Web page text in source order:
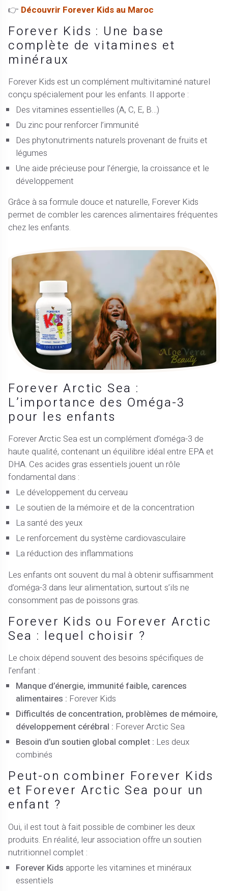
👉 Découvrir Forever Kids au Maroc
Forever Kids : Une base
complète de vitamines et
minéraux
Forever Kids est un complément multivitaminé naturel
conçu spécialement pour les enfants. Il apporte :
Des vitamines essentielles (A, C, E, B…)
Du zinc pour renforcer l’immunité
Des phytonutriments naturels provenant de fruits et
légumes
Une aide précieuse pour l’énergie, la croissance et le
développement
Grâce à sa formule douce et naturelle, Forever Kids
permet de combler les carences alimentaires fréquentes
chez les enfants.
Forever Arctic Sea :
L’importance des Oméga-3
pour les enfants
Forever Arctic Sea est un complément d’oméga-3 de
haute qualité, contenant un équilibre idéal entre EPA et
DHA. Ces acides gras essentiels jouent un rôle
fondamental dans :
Le développement du cerveau
Le soutien de la mémoire et de la concentration
La santé des yeux
Le renforcement du système cardiovasculaire
La réduction des inflammations
Les enfants ont souvent du mal à obtenir suffisamment
d’oméga-3 dans leur alimentation, surtout s’ils ne
consomment pas de poissons gras.
Forever Kids ou Forever Arctic
Sea : lequel choisir ?
Le choix dépend souvent des besoins spécifiques de
l’enfant :
Manque d’énergie, immunité faible, carences
alimentaires : Forever Kids
Difficultés de concentration, problèmes de mémoire,
développement cérébral : Forever Arctic Sea
Besoin d’un soutien global complet : Les deux
combinés
Peut-on combiner Forever Kids
et Forever Arctic Sea pour un
enfant ?
Oui, il est tout à fait possible de combiner les deux
produits. En réalité, leur association offre un soutien
nutritionnel complet :
Forever Kids apporte les vitamines et minéraux
essentiels